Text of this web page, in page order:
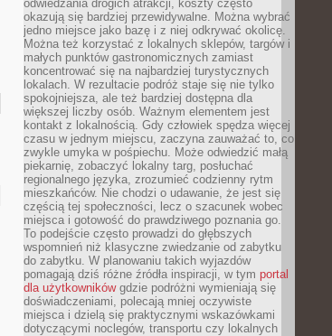
odwiedzania drogich atrakcji, koszty często
okazują się bardziej przewidywalne. Można wybrać
jedno miejsce jako bazę i z niej odkrywać okolicę.
Można też korzystać z lokalnych sklepów, targów i
małych punktów gastronomicznych zamiast
koncentrować się na najbardziej turystycznych
lokalach. W rezultacie podróż staje się nie tylko
spokojniejsza, ale też bardziej dostępna dla
większej liczby osób. Ważnym elementem jest
kontakt z lokalnością. Gdy człowiek spędza więcej
czasu w jednym miejscu, zaczyna zauważać to, co
zwykle umyka w pośpiechu. Może odwiedzić małą
piekarnię, zobaczyć lokalny targ, posłuchać
regionalnego języka, zrozumieć codzienny rytm
mieszkańców. Nie chodzi o udawanie, że jest się
częścią tej społeczności, lecz o szacunek wobec
miejsca i gotowość do prawdziwego poznania go.
To podejście często prowadzi do głębszych
wspomnień niż klasyczne zwiedzanie od zabytku
do zabytku. W planowaniu takich wyjazdów
pomagają dziś różne źródła inspiracji, w tym portal
dla użytkownikówgdzie podróżni wymieniają się
doświadczeniami, polecają mniej oczywiste
miejsca i dzielą się praktycznymi wskazówkami
dotyczącymi noclegów, transportu czy lokalnych